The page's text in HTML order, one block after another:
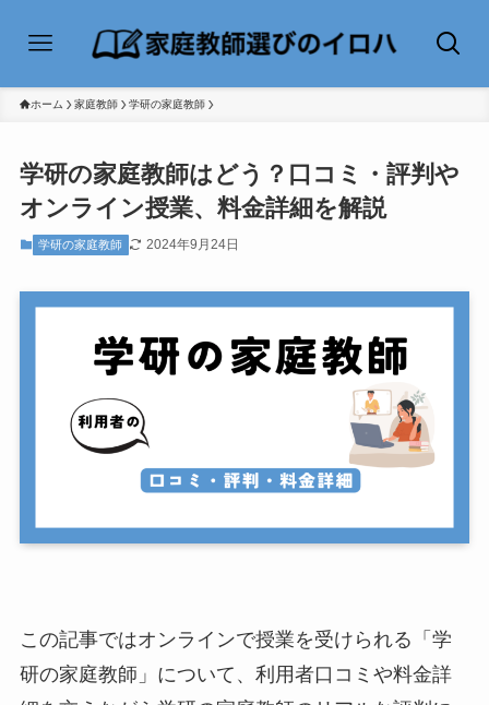
ホーム 家庭教師 学研の家庭教師
学研の家庭教師はどう？口コミ・評判や
オンライン授業、料金詳細を解説
学研の家庭教師 2024年9月24日
この記事ではオンラインで授業を受けられる「学
研の家庭教師」について、利用者口コミや料金詳